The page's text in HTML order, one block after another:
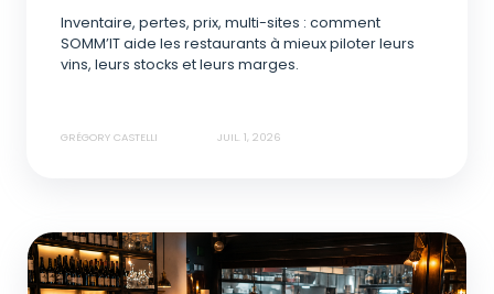
Inventaire, pertes, prix, multi-sites : comment
SOMM’IT aide les restaurants à mieux piloter leurs
vins, leurs stocks et leurs marges.
GRÉGORY CASTELLI JUIL. 1, 2026